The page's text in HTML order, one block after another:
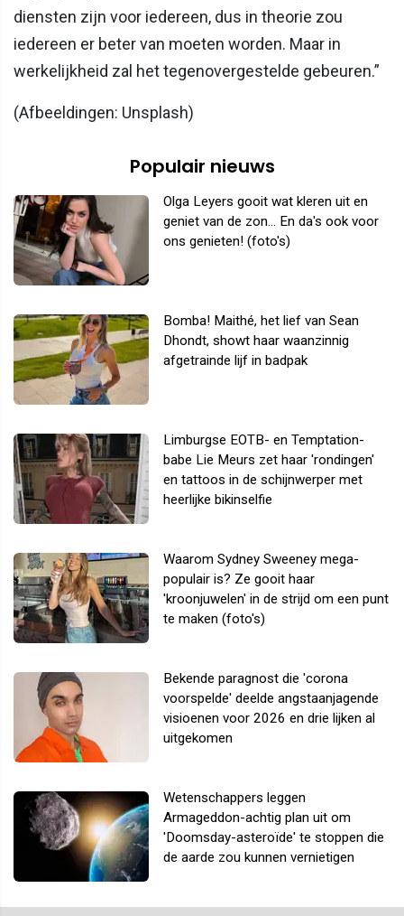
diensten zijn voor iedereen, dus in theorie zou
iedereen er beter van moeten worden. Maar in
werkelijkheid zal het tegenovergestelde gebeuren.”
(Afbeeldingen: Unsplash)
Populair nieuws
Olga Leyers gooit wat kleren uit en
geniet van de zon... En da's ook voor
ons genieten! (foto's)
Bomba! Maithé, het lief van Sean
Dhondt, showt haar waanzinnig
afgetrainde lijf in badpak
Limburgse EOTB- en Temptation-
babe Lie Meurs zet haar 'rondingen'
en tattoos in de schijnwerper met
heerlijke bikinselfie
Waarom Sydney Sweeney mega-
populair is? Ze gooit haar
'kroonjuwelen' in de strijd om een punt
te maken (foto's)
Bekende paragnost die 'corona
voorspelde' deelde angstaanjagende
visioenen voor 2026 en drie lijken al
uitgekomen
Wetenschappers leggen
Armageddon-achtig plan uit om
'Doomsday-asteroïde' te stoppen die
de aarde zou kunnen vernietigen